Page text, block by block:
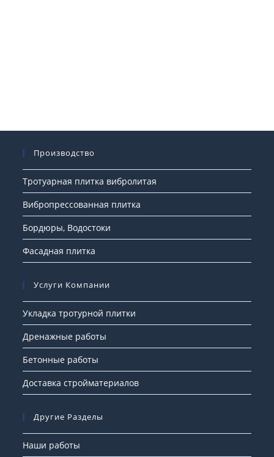
Производство
Тротуарная плитка вибролитая
Вибропрессованная плитка
Бордюры, Водостоки
Фасадная плитка
Услуги Компании
Укладка тротурной плитки
Дренажные работы
Бетонные работы
Доставка стройматериалов
Другие Разделы
Наши работы